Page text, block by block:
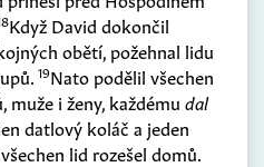
Když David dokončil
obětí, požehnal lidu
19Nato podělil všechen
muže i ženy, každému dal
datlový koláč a jeden
lid rozešel domů.